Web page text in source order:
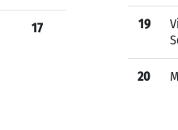
17 19
20